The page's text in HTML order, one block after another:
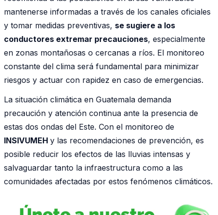
mantenerse informadas a través de los canales oficiales
y tomar medidas preventivas, se sugiere a los
conductores extremar precauciones, especialmente
en zonas montañosas o cercanas a ríos. El monitoreo
constante del clima será fundamental para minimizar
riesgos y actuar con rapidez en caso de emergencias.
La situación climática en Guatemala demanda
precaución y atención continua ante la presencia de
estas dos ondas del Este. Con el monitoreo de
INSIVUMEH y las recomendaciones de prevención, es
posible reducir los efectos de las lluvias intensas y
salvaguardar tanto la infraestructura como a las
comunidades afectadas por estos fenómenos climáticos.